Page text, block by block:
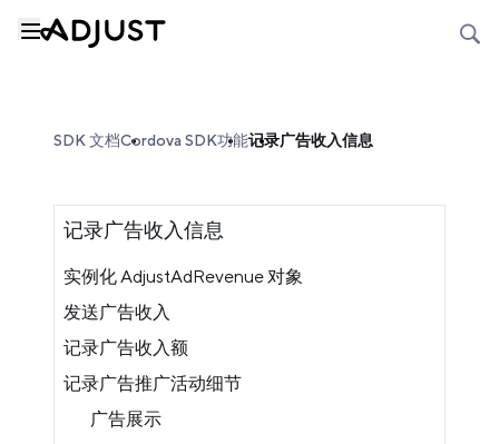
SDK 文档Cordova SDK功能记录广告收入信息
记录广告收入信息
实例化 AdjustAdRevenue 对象
发送广告收入
记录广告收入额
记录广告推广活动细节
广告展示